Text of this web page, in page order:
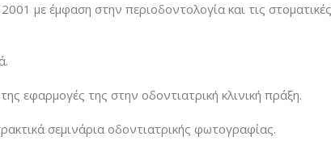
με έμφαση στην περιοδοντολογία και τις
εφαρμογές της στην οδοντιατρική κλινική πράξη.
σεμινάρια οδοντιατρικής φωτογραφίας.